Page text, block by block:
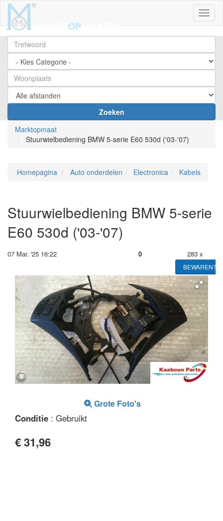
Zoeken
Marktopmaat
Stuurwielbediening BMW 5-serie E60 530d ('03-'07)
Homepagina Auto onderdelen Electronica Kabels
Stuurwielbediening BMW 5-serie
E60 530d ('03-'07)
07 Mar. '25 16:22 0 283 x
BEWAREN?
Grote Foto's
Conditie : Gebruikt
€ 31,96